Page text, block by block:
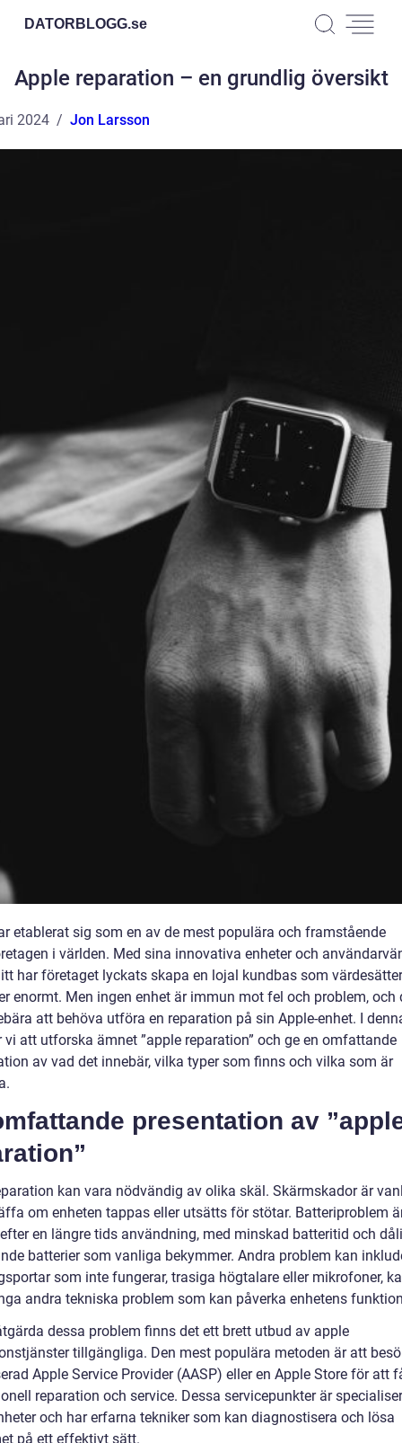
DATORBLOGG.se
Apple reparation – en grundlig översikt
2024 Jon Larsson
etablerat sig som en av de mest populära och framstående
i världen. Med sina innovativa enheter och
har företaget lyckats skapa en lojal kundbas som
enormt. Men ingen enhet är immun mot fel och problem, och
att behöva utföra en reparation på sin Apple-enhet. I
vi att utforska ämnet ”apple reparation” och ge en omfattande
av vad det innebär, vilka typer som finns och vilka som är
presentation av
kan vara nödvändig av olika skäl. Skärmskador är
om enheten tappas eller utsätts för stötar. Batteriproblem
en längre tids användning, med minskad batteritid och
batterier som vanliga bekymmer. Andra problem kan
som inte fungerar, trasiga högtalare eller mikrofoner,
andra tekniska problem som kan påverka enhetens
dessa problem finns det ett brett utbud av apple
tillgängliga. Den mest populära metoden är att
Apple Service Provider (AASP) eller en Apple Store för att
reparation och service. Dessa servicepunkter är
och har erfarna tekniker som kan diagnostisera och lösa
på ett effektivt sätt.